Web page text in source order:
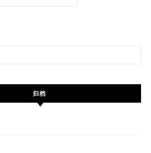
归档